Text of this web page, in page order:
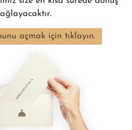
açmak için tıklayın.